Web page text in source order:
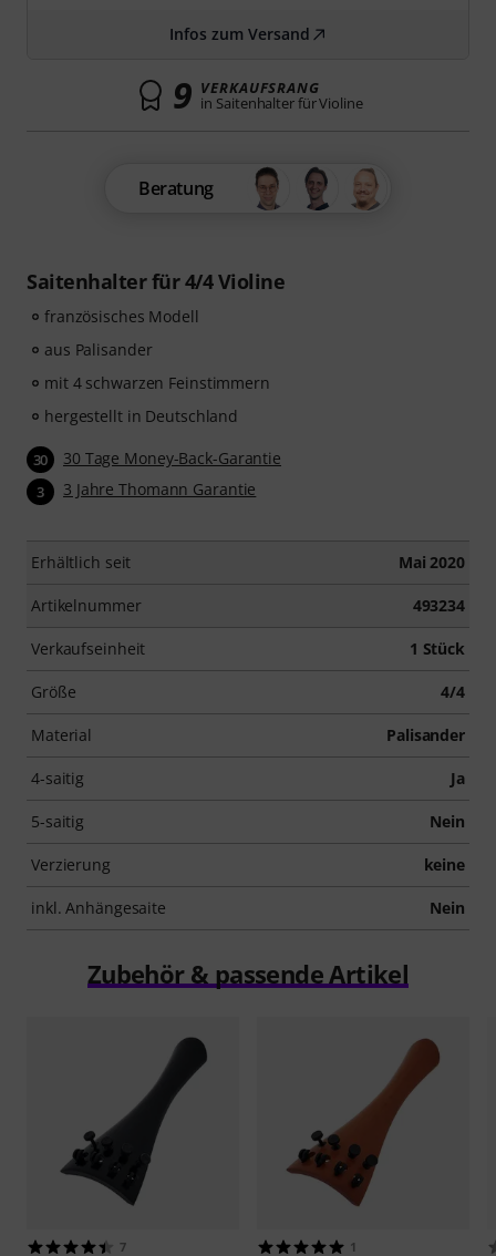
Saitenhalter für 4/4 Violine
französisches Modell
aus Palisander
mit 4 schwarzen Feinstimmern
hergestellt in Deutschland
30 30 Tage Money-Back-Garantie
3 3 Jahre Thomann Garantie
Erhältlich seit Mai 2020
Artikelnummer 493234
Verkaufseinheit 1 Stück
Größe 4/4
Material Palisander
4-saitig Ja
5-saitig Nein
Verzierung keine
inkl. Anhängesaite Nein
Infos zum Versand
9 VERKAUFSRANG
in Saitenhalter für Violine
Beratung
Zubehör & passende Artikel
7 1